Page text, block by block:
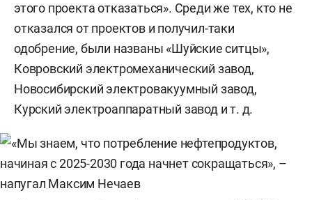
этого проекта отказаться». Среди же тех, кто не
отказался от проектов и получил-таки
одобрение, были названы «Шуйские ситцы»,
Ковровский электромеханический завод,
Новосибирский электровакуумный завод,
Курский электроаппаратный завод и т. д.